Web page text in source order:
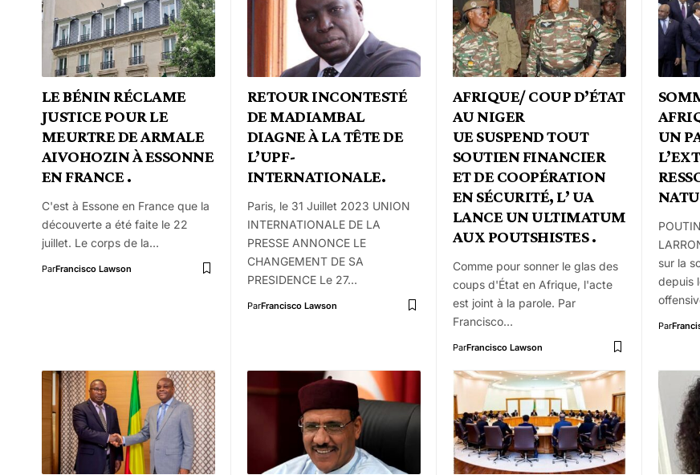
LE BÉNIN RÉCLAME
JUSTICE POUR LE
MEURTRE DE ARMALE
AIVOHOZIN À ESSONNE
EN FRANCE .
C'est à Essone en France que la
découverte a été faite le 22
juillet. Le corps de la…
ParFrancisco Lawson
RETOUR INCONTESTÉ
DE MADIAMBAL
DIAGNE À LA TÊTE DE
L’UPF-
INTERNATIONALE.
Paris, le 31 Juillet 2023 UNION
INTERNATIONALE DE LA
PRESSE ANNONCE LE
CHANGEMENT DE SA
PRESIDENCE Le 27…
ParFrancisco Lawson
AFRIQUE/ COUP D’ÉTAT
AU NIGER
UE SUSPEND TOUT
SOUTIEN FINANCIER
ET DE COOPÉRATION
EN SÉCURITÉ, L’ UA
LANCE UN ULTIMATUM
AUX POUTSHISTES .
Comme pour sonner le glas des
coups d'État en Afrique, l'acte
est joint à la parole. Par
Francisco…
ParFrancisco Lawson
UN
sur la
depuis
Par